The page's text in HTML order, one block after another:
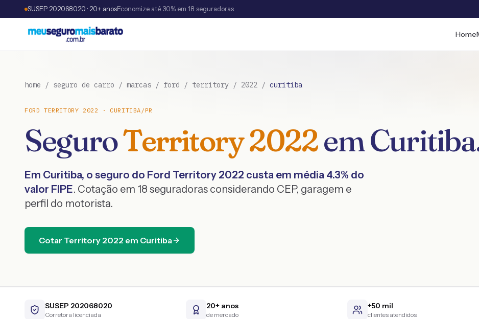
SUSEP 202068020 · 20+ anosEconomize até 30% em 18 seguradoras
Home
home / seguro de carro / marcas / ford / territory / 2022 / curitiba
FORD TERRITORY 2022 · CURITIBA /PR
SeguroTerritory2022emCuritiba
Em Curitiba, o seguro do Ford Territory 2022 custa em média 4.3% do
valor FIPE. Cotação em 18 seguradoras considerando CEP, garagem e
perfil do motorista.
Cotar Territory 2022 em Curitiba
SUSEP 202068020
Corretora licenciada
20+ anos
de mercado
+50 mil
clientes atendidos